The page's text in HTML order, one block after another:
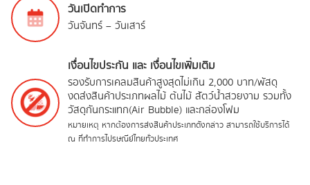
วันเปิดทำการ
วันจันทร์ – วันเสาร์
เงื่อนไขประกัน และ เงื่อนไขเพิ่มเติม
รองรับการเคลมสินค้าสูงสุดไม่เกิน 2,000 บาท/พัสดุ
งดส่งสินค้าประเภทผลไม้ ต้นไม้ สัตว์น้ำสวยงาม รวมทั้ง
วัสดุกันกระแทก(Air Bubble) และกล่องโฟม
หมายเหตุ หากต้องการส่งสินค้าประเภทดังกล่าว สามารถใช้บริการได้
ณ ที่ทำการไปรษณีย์ไทยทั่วประเทศ